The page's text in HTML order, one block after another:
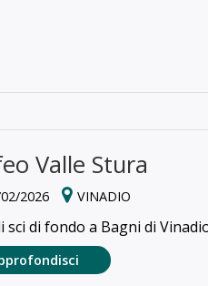
Valle Stura
2026 VINADIO
sci di fondo a Bagni di